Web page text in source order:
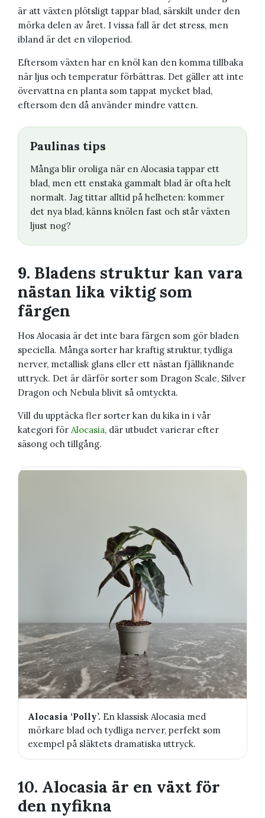
är att växten plötsligt tappar blad, särskilt under den
mörka delen av året. I vissa fall är det stress, men
ibland är det en viloperiod.
Eftersom växten har en knöl kan den komma tillbaka
när ljus och temperatur förbättras. Det gäller att inte
övervattna en planta som tappat mycket blad,
eftersom den då använder mindre vatten.
Paulinas tips
Många blir oroliga när en Alocasia tappar ett
blad, men ett enstaka gammalt blad är ofta helt
normalt. Jag tittar alltid på helheten: kommer
det nya blad, känns knölen fast och står växten
ljust nog?
9. Bladens struktur kan vara
nästan lika viktig som
färgen
Hos Alocasia är det inte bara färgen som gör bladen
speciella. Många sorter har kraftig struktur, tydliga
nerver, metallisk glans eller ett nästan fjälliknande
uttryck. Det är därför sorter som Dragon Scale, Silver
Dragon och Nebula blivit så omtyckta.
Vill du upptäcka fler sorter kan du kika in i vår
kategori för Alocasia, där utbudet varierar efter
säsong och tillgång.
Alocasia ‘Polly’. En klassisk Alocasia med
mörkare blad och tydliga nerver, perfekt som
exempel på släktets dramatiska uttryck.
10. Alocasia är en växt för
den nyfikna